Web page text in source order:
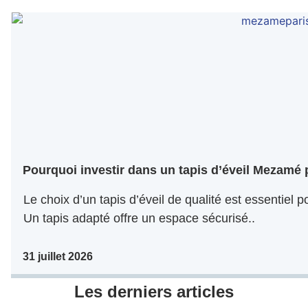
Pourquoi investir dans un tapis d’éveil Mezamé
Le choix d’un tapis d’éveil de qualité est essentiel
Un tapis adapté offre un espace sécurisé..
31 juillet 2026
Les derniers articles